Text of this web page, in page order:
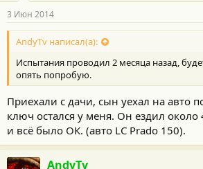
3 Июн 2014
AndyTv написал(а):
Испытания проводил 2 месяца назад,
опять попробую.
Приехали с дачи, сын уехал на авто
ключ остался у меня. Он ездил около
и всё было ОК. (авто LC Prado 150).
AndyTv